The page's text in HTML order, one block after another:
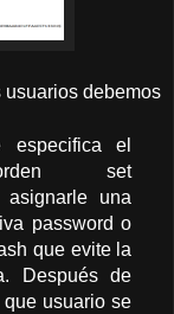
usuarios debemos
especifica el
set
asignarle una
password o
que evite la
Después de
usuario se